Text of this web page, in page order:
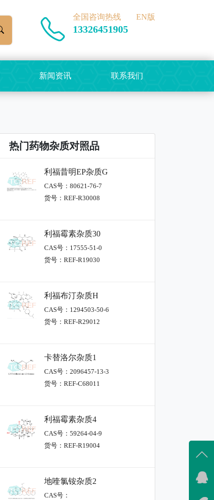
全国咨询热线
13326451905
EN版
新闻资讯 联系我们
热门药物杂质对照品
利福昔明EP杂质G
CAS号：80621-76-7
货号：REF-R30008
利福霉素杂质30
CAS号：17555-51-0
货号：REF-R19030
利福布汀杂质H
CAS号：1294503-50-6
货号：REF-R29012
卡替洛尔杂质1
CAS号：2096457-13-3
货号：REF-C68011
利福霉素杂质4
CAS号：59264-04-9
货号：REF-R19004
地喹氯铵杂质2
CAS号：